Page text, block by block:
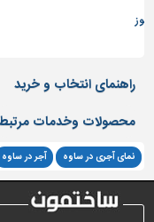
و
راهنمای انتخاب و خرید
محصولات وخدمات
نمای آجری در ساوه آجر در ساوه